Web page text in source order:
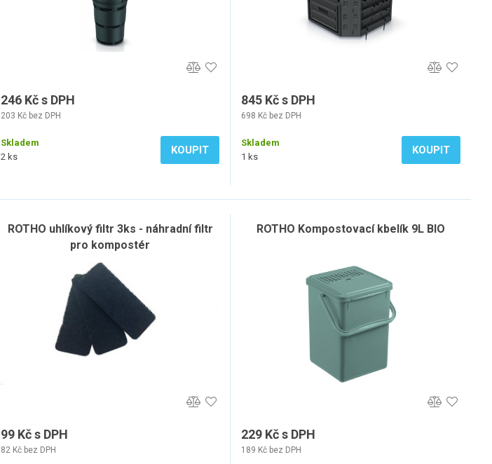
246 Kč s DPH
203 Kč bez DPH
Skladem
2 ks
KOUPIT
845 Kč s DPH
698 Kč bez DPH
Skladem
1 ks
KOUPIT
ROTHO uhlíkový filtr 3ks - náhradní filtr
pro kompostér
99 Kč s DPH
82 Kč bez DPH
ROTHO Kompostovací kbelík 9L BIO
229 Kč s DPH
189 Kč bez DPH